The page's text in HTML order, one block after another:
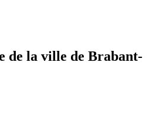
de la ville de Brabant-